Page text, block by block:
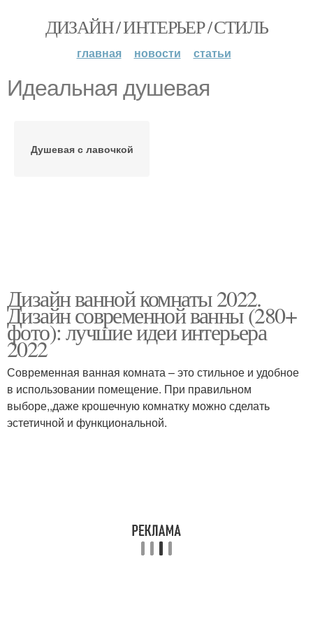
ДИЗАЙН / ИНТЕРЬЕР / СТИЛЬ
главная новости статьи
Идеальная душевая
Душевая с лавочкой
Дизайн ванной комнаты 2022.
Дизайн современной ванны (280+
фото): лучшие идеи интерьера
2022
Современная ванная комната – это стильное и удобное
в использовании помещение. При правильном
выборе,,даже крошечную комнатку можно сделать
эстетичной и функциональной.